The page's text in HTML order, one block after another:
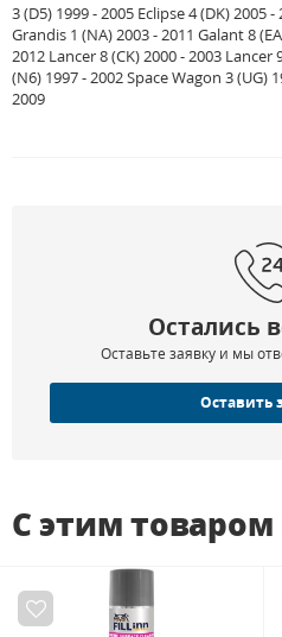
3 (D5) 1999 - 2005 Eclipse 4 (DK) 2005
Grandis 1 (NA) 2003 - 2011 Galant 8
2012 Lancer 8 (CK) 2000 - 2003 Lancer
(N6) 1997 - 2002 Space Wagon 3 (UG)
2009
Остались
Оставьте заявку и мы
Оставить
С этим